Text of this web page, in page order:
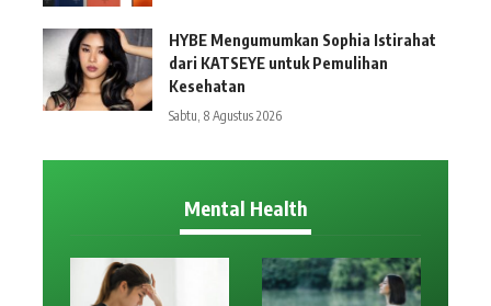
HYBE Mengumumkan Sophia Istirahat
dari KATSEYE untuk Pemulihan
Kesehatan
Sabtu, 8 Agustus 2026
Mental Health